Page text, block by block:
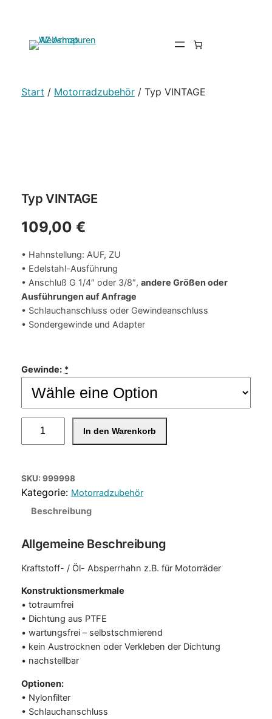
Start / Motorradzubehör/ Typ VINTAGE
Typ VINTAGE
109,00 €
• Hahnstellung: AUF, ZU
• Edelstahl-Ausführung
• Anschluß G 1/4″ oder 3/8″, andere Größen oder
Ausführungen auf Anfrage
• Schlauchanschluss oder Gewindeanschluss
• Sondergewinde und Adapter
Gewinde: *
I
N
E
M
n
g
e
In den Warenkorb
SKU: 999998
Motorradzubehör
Beschreibung
Allgemeine Beschreibung
Kraftstoff- / Öl- Absperrhahn z.B. für Motorräder
Konstruktionsmerkmale
• totraumfrei
• Dichtung aus PTFE
• wartungsfrei – selbstschmierend
• kein Austrocknen oder Verkleben der Dichtung
• nachstellbar
Optionen:
• Nylonfilter
• Schlauchanschluss